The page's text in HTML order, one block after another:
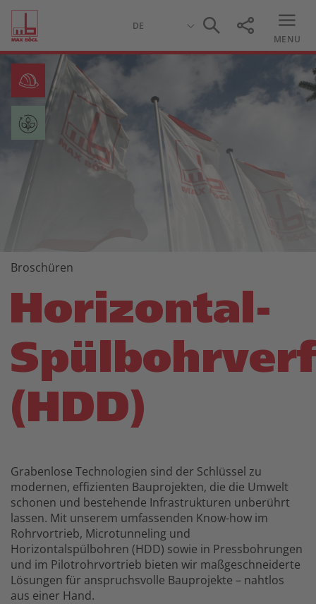
MENU
Broschüren
Horizontal-
(HDD)
Grabenlose Technologien sind der Schlüssel zu
modernen, effizienten Bauprojekten, die die Umwelt
schonen und bestehende Infrastrukturen unberührt
lassen. Mit unserem umfassenden Know-how im
Rohrvortrieb, Microtunneling und
Horizontalspülbohren (HDD) sowie in Pressbohrungen
und im Pilotrohrvortrieb bieten wir maßgeschneiderte
Lösungen für anspruchsvolle Bauprojekte – nahtlos
aus einer Hand.